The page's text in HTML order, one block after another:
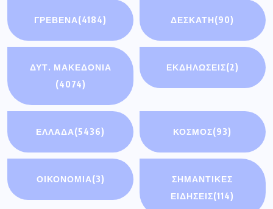
ΓΡΕΒΕΝΑ(4184) ΔΕΣΚΑΤΗ(90)
ΔΥΤ. ΜΑΚΕΔΟΝΙΑ
(4074)
ΕΚΔΗΛΩΣΕΙΣ(2)
ΕΛΛΑΔΑ(5436) ΚΟΣΜΟΣ(93)
ΟΙΚΟΝΟΜΊΑ(3)
ΣΗΜΑΝΤΙΚΈΣ
ΕΙΔΉΣΕΙΣ(114)